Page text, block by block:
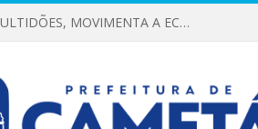
FESTIVAL DE VERÃO 2026 REÚNE MULTIDÕES, MOVIMENTA A ECONOMIA E FORTALECE A CULTURA LOCAL